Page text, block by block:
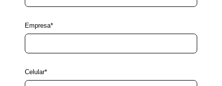
Empresa*
Celular*